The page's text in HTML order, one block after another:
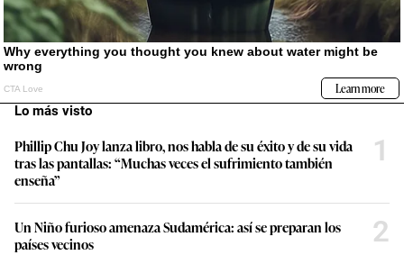
Lo más visto
Phillip Chu Joy lanza libro, nos habla de su éxito y de su vida
tras las pantallas: “Muchas veces el sufrimiento también
enseña”
1
Un Niño furioso amenaza Sudamérica: así se preparan los
países vecinos
2